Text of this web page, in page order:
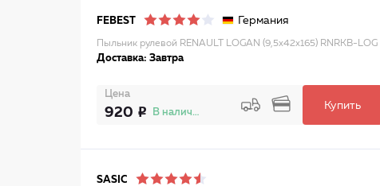
FEBEST Германия
Пыльник рулевой RENAULT LOGAN (9,5x42x165) RNRKB-LOG
Доставка: Завтра
Цена
920 В наличии
Купить
SASIC